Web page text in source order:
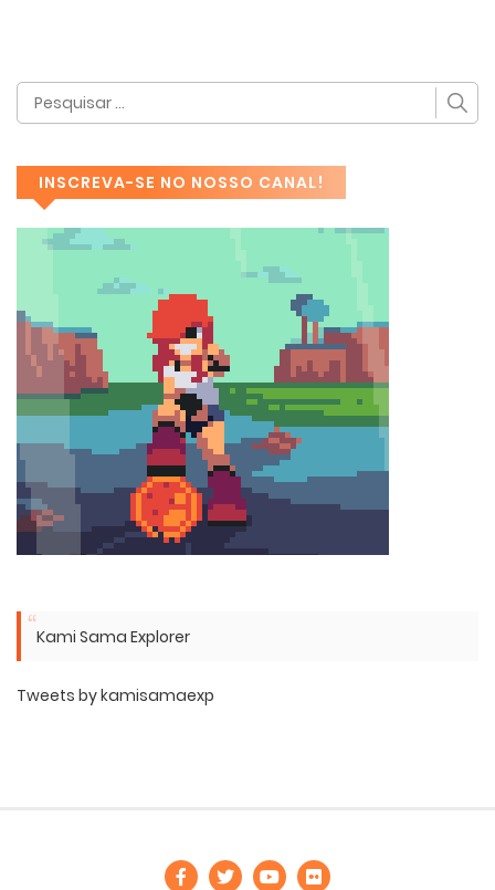
INSCREVA-SE NO NOSSO CANAL!
Kami Sama Explorer
Tweets by kamisamaexp